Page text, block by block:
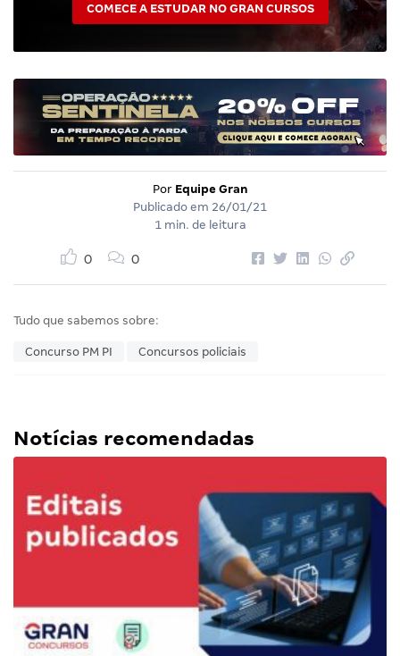
COMECE A ESTUDAR NO GRAN CURSOS
Por Equipe Gran
Publicado em 26/01/21
1 min. de leitura
0 0
Tudo que sabemos sobre:
Concurso PM PI Concursos policiais
Notícias recomendadas